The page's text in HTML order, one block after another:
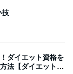
技
ダイエット資格を
法【ダイエット資